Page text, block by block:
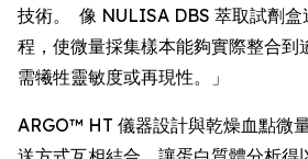
技術。 像 NULISA DBS 萃取試劑盒
程，使微量採集樣本能夠實際整合到
需犧牲靈敏度或再現性。」
ARGO™ HT 儀器設計與乾燥血點微